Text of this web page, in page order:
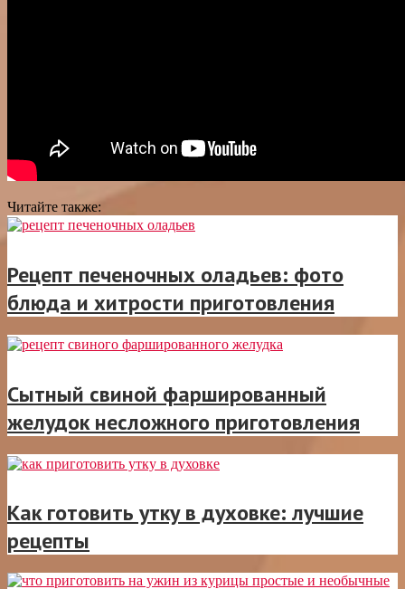
Читайте также:
Рецепт печеночных оладьев: фото
блюда и хитрости приготовления
Сытный свиной фаршированный
желудок несложного приготовления
Как готовить утку в духовке: лучшие
рецепты